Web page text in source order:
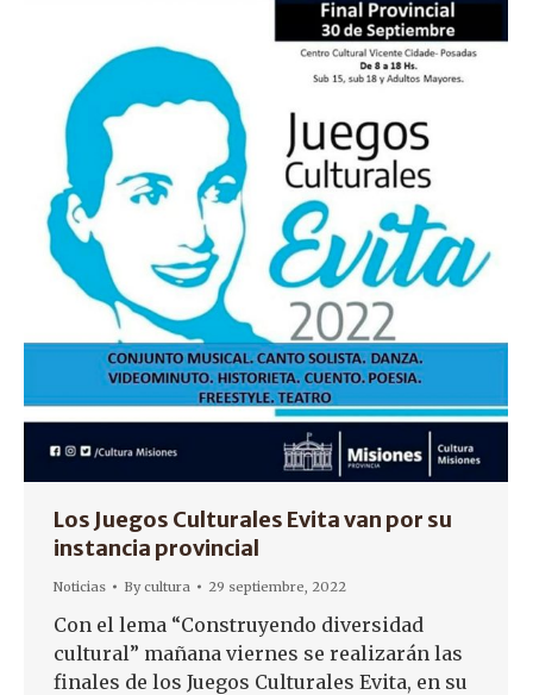
Los Juegos Culturales Evita van por su
instancia provincial
Noticias Bycultura 29 septiembre, 2022
Con el lema “Construyendo diversidad
cultural” mañana viernes se realizarán las
finales de los Juegos Culturales Evita, en su